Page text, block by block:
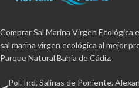
Comprar Sal Marina Virgen Ecológica
sal marina virgen ecológica al mejor
Parque Natural Bahía de Cádiz.
Pol. Ind. Salinas de Poniente.